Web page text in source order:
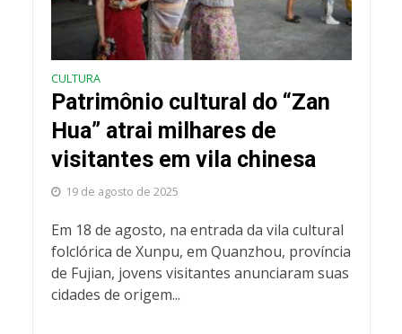
CULTURA
Patrimônio cultural do “Zan
Hua” atrai milhares de
visitantes em vila chinesa
19 de agosto de 2025
Em 18 de agosto, na entrada da vila cultural
folclórica de Xunpu, em Quanzhou, província
de Fujian, jovens visitantes anunciaram suas
cidades de origem...